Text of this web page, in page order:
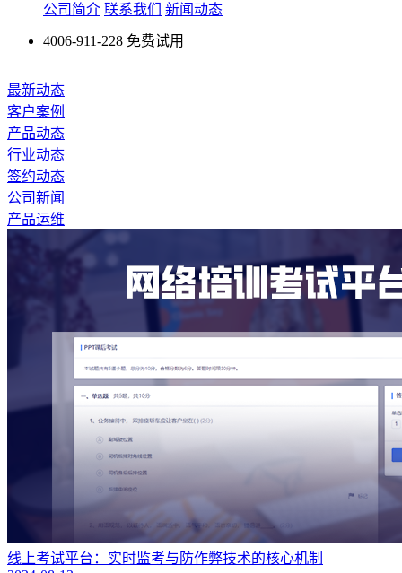
公司简介 联系我们 新闻动态
4006-911-228 免费试用
最新动态
客户案例
产品动态
行业动态
签约动态
公司新闻
产品运维
线上考试平台：实时监考与防作弊技术的核心机制